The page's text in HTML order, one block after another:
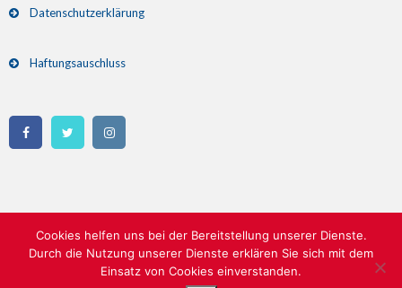
Datenschutzerklärung
Haftungsauschluss
Copyright 2026 Skispringen am Inselberg | All Rights Reserved
Cookies helfen uns bei der Bereitstellung unserer Dienste.
Durch die Nutzung unserer Dienste erklären Sie sich mit dem
Einsatz von Cookies einverstanden.